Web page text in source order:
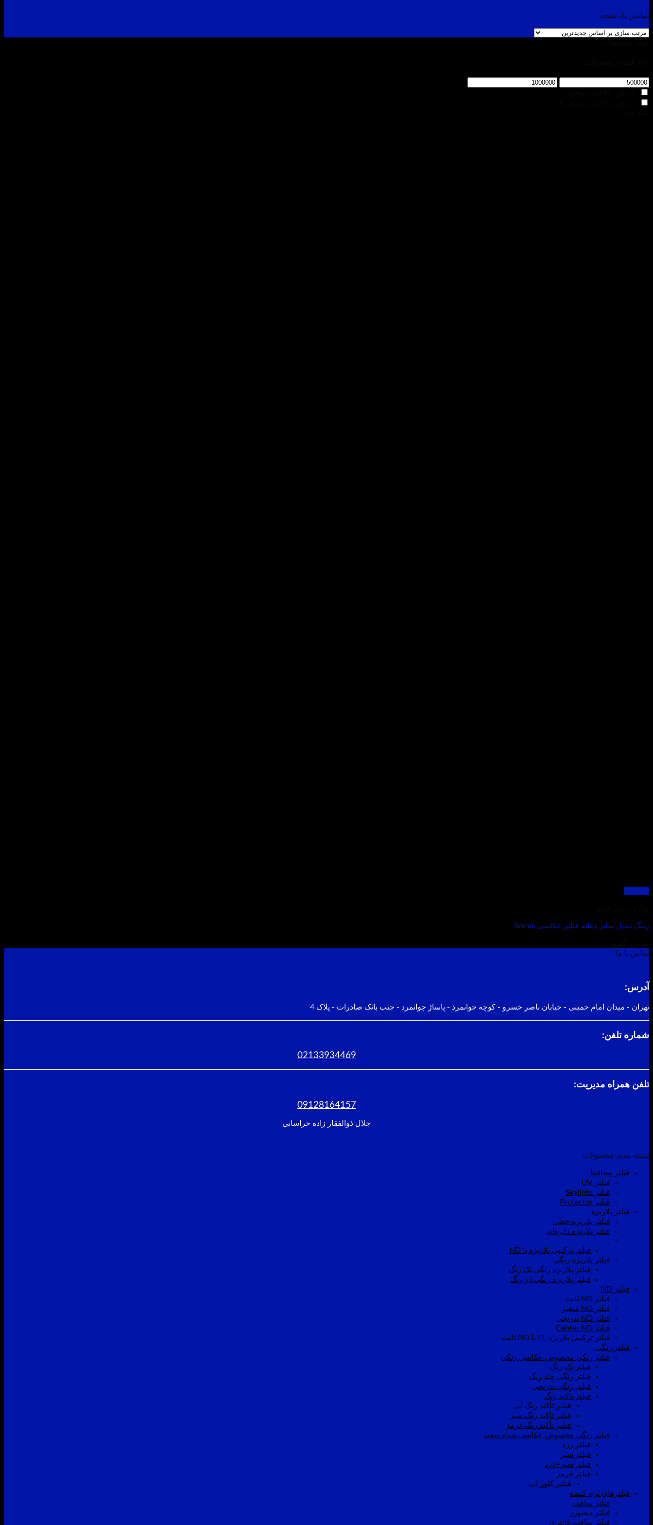
نمایش یک نتیجه
رینگ تبدیل سایز دهانه فیلتر عکاسی 86mm
تماس با ما
آدرس:
تهران - میدان امام خمینی - خیابان ناصر خسرو - کوچه جوانمرد - پاساژ جوانمرد - جنب بانک صادرات - پلاک 4
شماره تلفن:
02133934469
تلفن همراه مدیریت:
09128164157
جلال ذوالفقار زاده خراسانی
دسته بندی محصولات
فیلتر محافظ
فیلتر UV
فیلتر Skylight
فیلتر Protector
فیلتر پلاریزه
فیلتر پلاریزه خطی
فیلتر پلاریزه دایره‌ای
فیلتر ترکیبی پلاریزه با ND
فیلتر پلاریزه رنگی
فیلتر پلاریزه رنگی تک رنگ
فیلتر پلاریزه رنگی دو رنگ
فیلتر ND
فیلتر ND ثابت
فیلتر ND متغیر
فیلتر ND تدریجی
فیلتر Center ND
فیلتر ترکیبی پلاریزه PL با ND ثابت
فیلتر رنگی
فیلتر رنگی مخصوص عکاسی رنگی
فیلتر تک رنگ
فیلتر رنگی چند رنگ
فیلتر رنگی تدریجی
فیلتر تأکید رنگ
فیلتر تأکید رنگ آبی
فیلتر تأکید رنگ سبز
فیلتر تأکید رنگ قرمز
فیلتر رنگی مخصوص عکاسی سیاه سفید
فیلتر زرد
فیلتر سبز
فیلتر سبز+زرد
فیلتر قرمز
فیلتر کلوز آپ
فیلترهای نرم کننده
فیلتر سافت
فیلتر دیفیوزر
فیلتر سافت فانتزی